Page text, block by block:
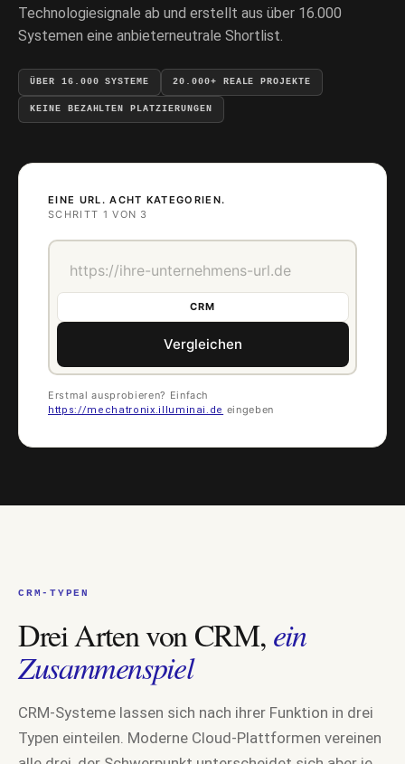
Technologiesignale ab und erstellt aus über 16.000
Systemen eine anbieterneutrale Shortlist.
ÜBER 16.000 SYSTEME 20.000+ REALE PROJEKTE
KEINE BEZAHLTEN PLATZIERUNGEN
EINE URL. ACHT KATEGORIEN.
SCHRITT 1 VON 3
CRM
Vergleichen
Erstmal ausprobieren? Einfach
https://mechatronix.illuminai.de eingeben
Drei Punkte, was Sieerwartet.
01
URL-Analyse und Shortlist
CRM-TYPEN
Drei Arten von CRM, ein
Zusammenspiel
CRM-Systeme lassen sich nach ihrer Funktion in drei
Typen einteilen. Moderne Cloud-Plattformen vereinen